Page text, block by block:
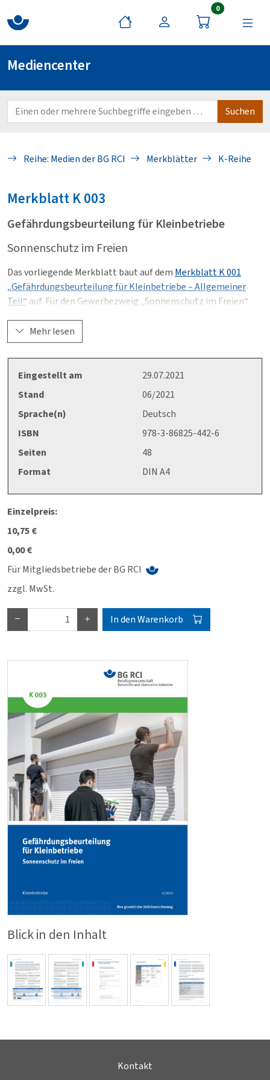
0Artikel im
Mediencenter
Reihe: Medien der BG RCI Merkblätter K-Reihe
Blick in den Inhalt
Merkblatt K 003
Gefährdungsbeurteilung für Kleinbetriebe
Sonnenschutz im Freien
Das vorliegende Merkblatt baut auf dem Merkblatt K 001
„Gefährdungsbeurteilung für Kleinbetriebe – Allgemeiner
Teil“ auf. Für den Gewerbezweig „Sonnenschutz im Freien“
Hinweis: Nur gemeinsam mit dem Merkblatt K 001
Mehr lesen
Eingestellt am
29.07.2021
Stand
06/2021
Sprache(n)
Deutsch
ISBN
978-3-86825-442-6
Seiten
48
Format
DIN A4
Einzelpreis:
10,75 €
0,00 €
Für Mitgliedsbetriebe der BG RCI
zzgl. MwSt.
In den Warenkorb
Kontakt